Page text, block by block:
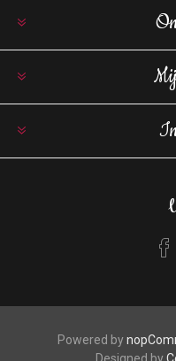
Powered by